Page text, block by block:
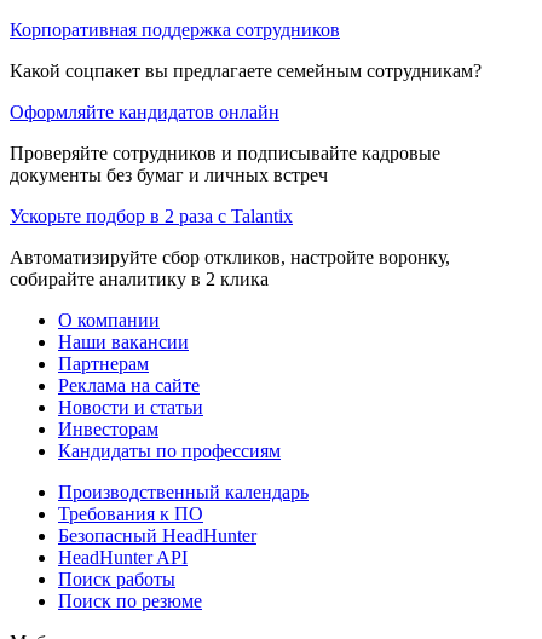
Корпоративная поддержка сотрудников
Какой соцпакет вы предлагаете семейным сотрудникам?
Оформляйте кандидатов онлайн
Проверяйте сотрудников и подписывайте кадровые
документы без бумаг и личных встреч
Ускорьте подбор в 2 раза с Talantix
Автоматизируйте сбор откликов, настройте воронку,
собирайте аналитику в 2 клика
О компании
Наши вакансии
Партнерам
Реклама на сайте
Новости и статьи
Инвесторам
Кандидаты по профессиям
Производственный календарь
Требования к ПО
Безопасный HeadHunter
HeadHunter API
Поиск работы
Поиск по резюме